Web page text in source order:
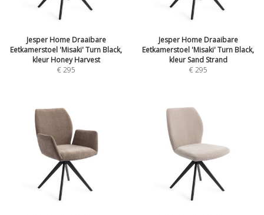
Jesper Home Draaibare
Eetkamerstoel 'Misaki' Turn Black,
kleur Honey Harvest
€295
Jesper Home Draaibare
Eetkamerstoel 'Misaki' Turn Black,
kleur Sand Strand
€295